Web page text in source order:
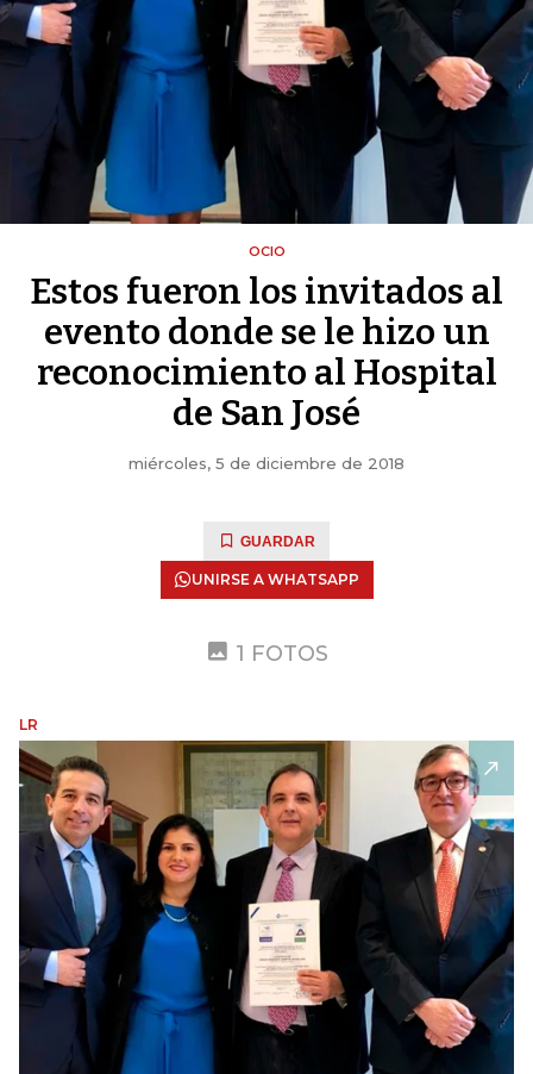
OCIO
Estos fueron los invitados al
evento donde se le hizo un
reconocimiento al Hospital
de San José
miércoles, 5 de diciembre de 2018
GUARDAR
UNIRSE A WHATSAPP
1 FOTOS
LR